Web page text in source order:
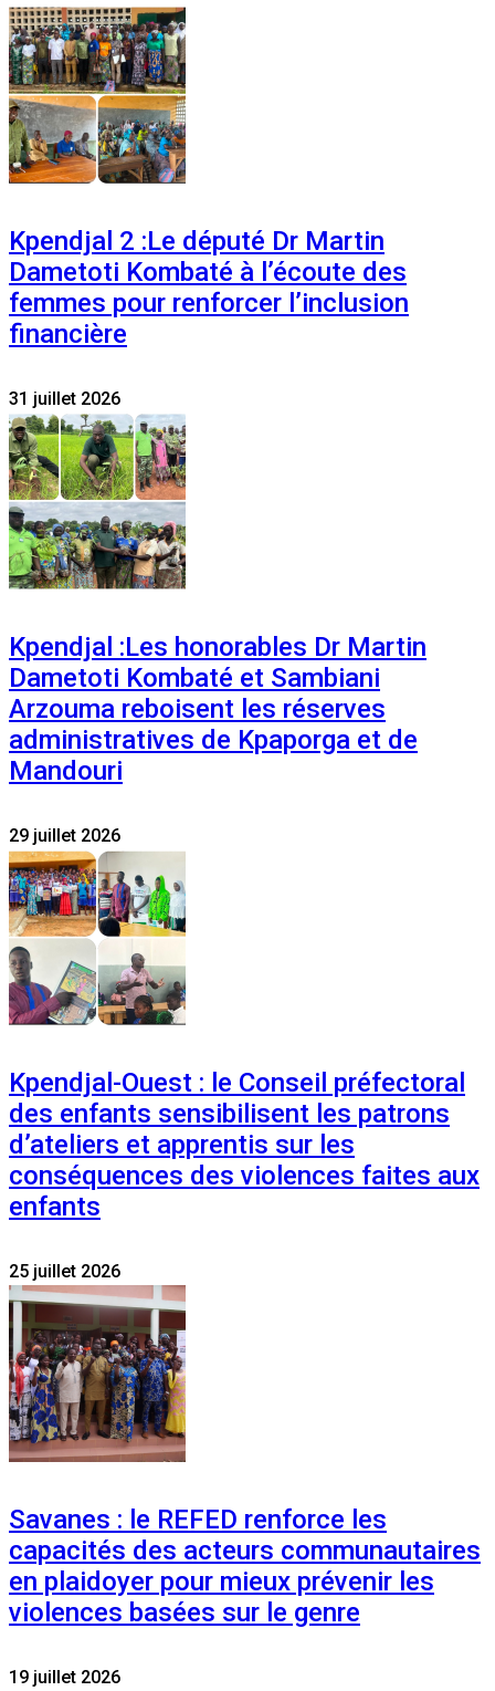
Kpendjal 2 :Le député Dr Martin
Dametoti Kombaté à l’écoute des
femmes pour renforcer l’inclusion
financière
31 juillet 2026
Kpendjal :Les honorables Dr Martin
Dametoti Kombaté et Sambiani
Arzouma reboisent les réserves
administratives de Kpaporga et de
Mandouri
29 juillet 2026
Kpendjal-Ouest : le Conseil préfectoral
des enfants sensibilisent les patrons
d’ateliers et apprentis sur les
conséquences des violences faites aux
enfants
25 juillet 2026
Savanes : le REFED renforce les
capacités des acteurs communautaires
en plaidoyer pour mieux prévenir les
violences basées sur le genre
19 juillet 2026